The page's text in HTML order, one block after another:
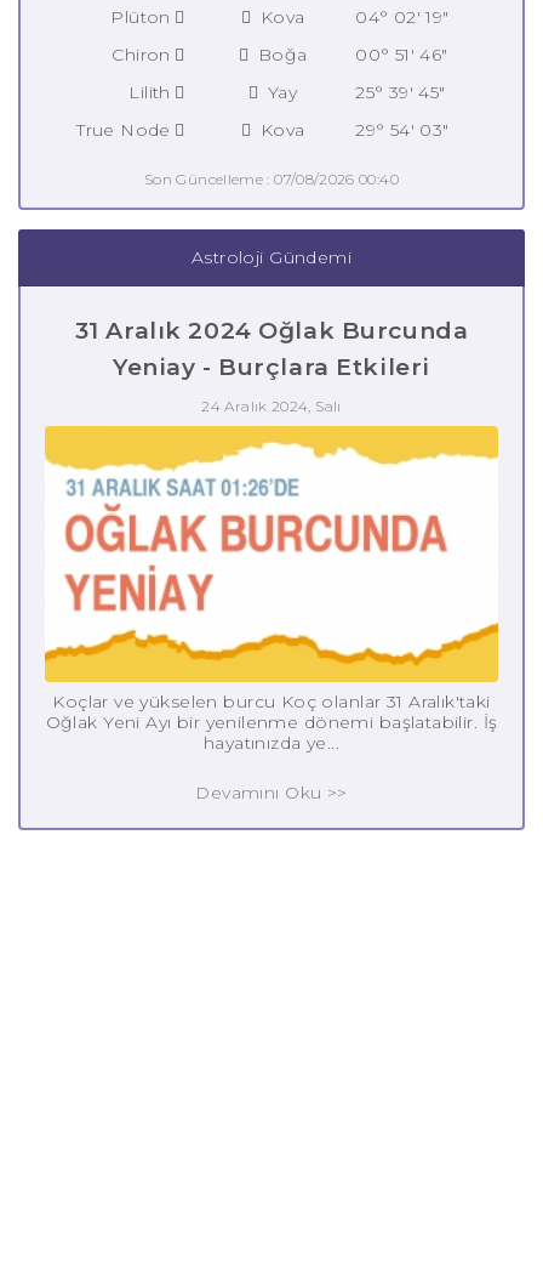
Plüton
Kova
04° 02' 19"
Chiron
Boğa
00° 51' 46"
Lilith
Yay
25° 39' 45"
True Node
Kova 29° 54' 03"
Son Güncelleme : 07/08/2026 00:40
Astroloji Gündemi
31 Aralık 2024 Oğlak Burcunda
Yeniay - Burçlara Etkileri
24 Aralık 2024, Salı
Koçlar ve yükselen burcu Koç olanlar 31 Aralık'taki
Oğlak Yeni Ayı bir yenilenme dönemi başlatabilir. İş
hayatınızda ye...
Devamını Oku >>